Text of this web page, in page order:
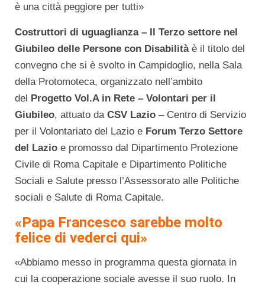
è una città peggiore per tutti»
Costruttori di uguaglianza – Il Terzo settore nel
Giubileo delle Persone con Disabilitàè il titolo del
convegno che si è svolto in Campidoglio, nella Sala
della Protomoteca, organizzato nell’ambito
del Progetto Vol.A in Rete – Volontari per il
Giubileo, attuato da CSV Lazio – Centro di Servizio
per il Volontariato del Lazio e Forum Terzo Settore
del Lazio e promosso dal Dipartimento Protezione
Civile di Roma Capitale e Dipartimento Politiche
Sociali e Salute presso l’Assessorato alle Politiche
sociali e Salute di Roma Capitale.
«Papa Francesco sarebbe molto
felice di vederci qui»
«Abbiamo messo in programma questa giornata in
cui la cooperazione sociale avesse il suo ruolo. In